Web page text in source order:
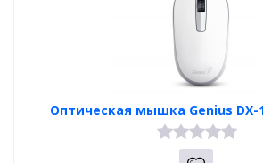
Оптическая мышка Genius DX-